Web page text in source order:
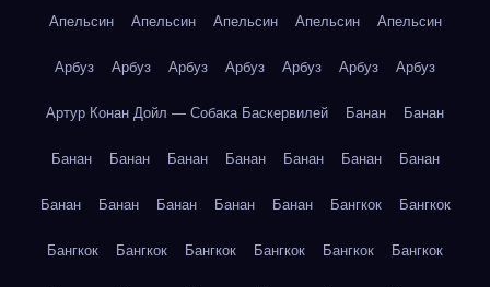
Апельсин Апельсин Апельсин Апельсин Апельсин
Арбуз Арбуз Арбуз Арбуз Арбуз Арбуз Арбуз
Артур Конан Дойл — Собака Баскервилей Банан Банан
Банан Банан Банан Банан Банан Банан Банан
Банан Банан Банан Банан Банан Бангкок Бангкок
Бангкок Бангкок Бангкок Бангкок Бангкок Бангкок